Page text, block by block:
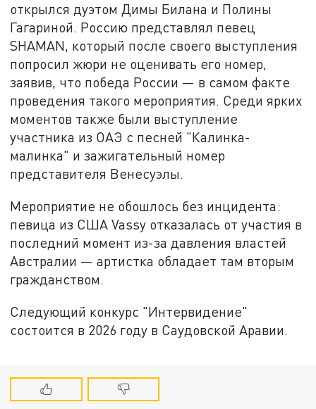
открылся дуэтом Димы Билана и Полины
Гагариной. Россию представлял певец
SHAMAN, который после своего выступления
попросил жюри не оценивать его номер,
заявив, что победа России — в самом факте
проведения такого мероприятия. Среди ярких
моментов также были выступление
участника из ОАЭ с песней "Калинка-
малинка" и зажигательный номер
представителя Венесуэлы.
Мероприятие не обошлось без инцидента:
певица из США Vassy отказалась от участия в
последний момент из-за давления властей
Австралии — артистка обладает там вторым
гражданством.
Следующий конкурс "Интервидение"
состоится в 2026 году в Саудовской Аравии.